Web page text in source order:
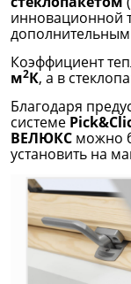
инновационной
Коэффициент
м2К, а в
Благодаря
системе
ВЕЛЮКС можно
установить на